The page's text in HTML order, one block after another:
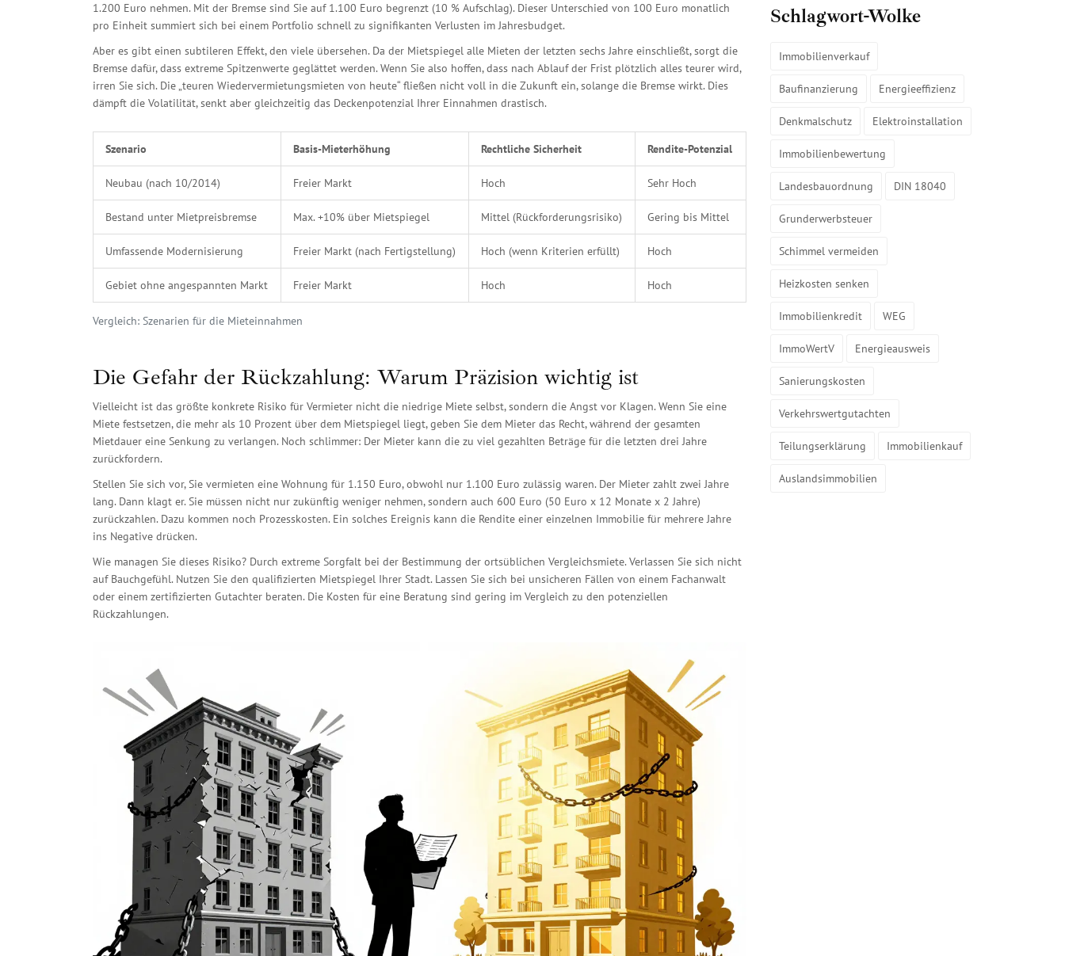
1.200 Euro nehmen. Mit der Bremse sind Sie auf 1.100 Euro begrenzt (10 % Aufschlag). Dieser Unterschied von 100 Euro monatlich
pro Einheit summiert sich bei einem Portfolio schnell zu signifikanten Verlusten im Jahresbudget.
Aber es gibt einen subtileren Effekt, den viele übersehen. Da der Mietspiegel alle Mieten der letzten sechs Jahre einschließt, sorgt die
Bremse dafür, dass extreme Spitzenwerte geglättet werden. Wenn Sie also hoffen, dass nach Ablauf der Frist plötzlich alles teurer wird,
irren Sie sich. Die „teuren Wiedervermietungsmieten von heute“ fließen nicht voll in die Zukunft ein, solange die Bremse wirkt. Dies
dämpft die Volatilität, senkt aber gleichzeitig das Deckenpotenzial Ihrer Einnahmen drastisch.
Vergleich: Szenarien für die Mieteinnahmen
Szenario Basis-Mieterhöhung Rechtliche Sicherheit Rendite-Potenzial
Neubau (nach 10/2014) Freier Markt Hoch Sehr Hoch
Bestand unter Mietpreisbremse Max. +10% über Mietspiegel Mittel (Rückforderungsrisiko) Gering bis Mittel
Umfassende Modernisierung Freier Markt (nach Fertigstellung) Hoch (wenn Kriterien erfüllt) Hoch
Gebiet ohne angespannten Markt Freier Markt Hoch Hoch
Die Gefahr der Rückzahlung: Warum Präzision wichtig ist
Vielleicht ist das größte konkrete Risiko für Vermieter nicht die niedrige Miete selbst, sondern die Angst vor Klagen. Wenn Sie eine
Miete festsetzen, die mehr als 10 Prozent über dem Mietspiegel liegt, geben Sie dem Mieter das Recht, während der gesamten
Mietdauer eine Senkung zu verlangen. Noch schlimmer: Der Mieter kann die zu viel gezahlten Beträge für die letzten drei Jahre
zurückfordern.
Stellen Sie sich vor, Sie vermieten eine Wohnung für 1.150 Euro, obwohl nur 1.100 Euro zulässig waren. Der Mieter zahlt zwei Jahre
lang. Dann klagt er. Sie müssen nicht nur zukünftig weniger nehmen, sondern auch 600 Euro (50 Euro x 12 Monate x 2 Jahre)
zurückzahlen. Dazu kommen noch Prozesskosten. Ein solches Ereignis kann die Rendite einer einzelnen Immobilie für mehrere Jahre
ins Negative drücken.
Wie managen Sie dieses Risiko? Durch extreme Sorgfalt bei der Bestimmung der ortsüblichen Vergleichsmiete. Verlassen Sie sich nicht
auf Bauchgefühl. Nutzen Sie den qualifizierten Mietspiegel Ihrer Stadt. Lassen Sie sich bei unsicheren Fällen von einem Fachanwalt
oder einem zertifizierten Gutachter beraten. Die Kosten für eine Beratung sind gering im Vergleich zu den potenziellen
Rückzahlungen.
Schlagwort-Wolke
Immobilienverkauf
Baufinanzierung Energieeffizienz
Denkmalschutz Elektroinstallation
Immobilienbewertung
Landesbauordnung DIN 18040
Grunderwerbsteuer
Schimmel vermeiden
Heizkosten senken
Immobilienkredit WEG
ImmoWertV Energieausweis
Sanierungskosten
Verkehrswertgutachten
Teilungserklärung Immobilienkauf
Auslandsimmobilien